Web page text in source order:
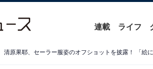
連載 ライフ
清原果耶、セーラー服姿のオフショットを披露！ 「絵